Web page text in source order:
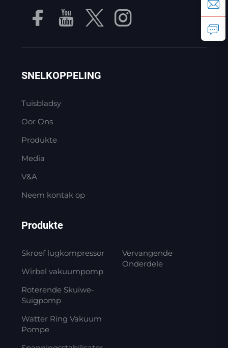
SNELKOPPELING
Tuisbladsy
Oor Ons
Produkte
Media
V&A
Neem kontak op
Produkte
Skroef lugkompressor
Wirbel vakuumpomp
Roterende Skuiwe-
Suigpomp
Watter Ring Vakuum
Pompe
Vervangende
Onderdele